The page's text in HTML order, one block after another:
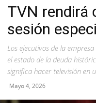
TVN rendirá
sesión
Los ejecutivos de la
el estado de la deuda
significa hacer televisión en
Mayo 4, 2026